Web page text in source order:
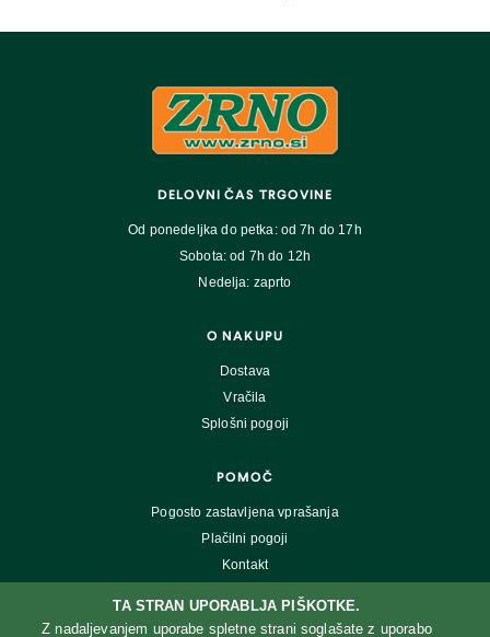
DELOVNI ČAS TRGOVINE
Od ponedeljka do petka: od 7h do 17h
Sobota: od 7h do 12h
Nedelja: zaprto
O NAKUPU
Dostava
Vračila
Splošni pogoji
POMOČ
Pogosto zastavljena vprašanja
Plačilni pogoji
Kontakt
TA STRAN UPORABLJA PIŠKOTKE.
Z nadaljevanjem uporabe spletne strani soglašate z uporabo